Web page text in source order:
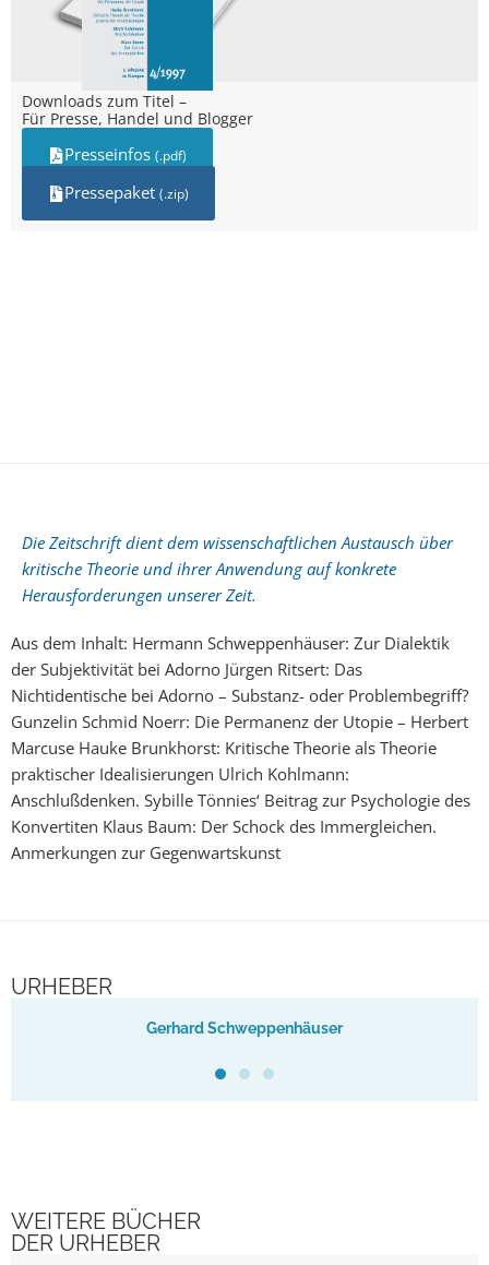
Downloads zum Titel –
Für Presse, Handel und Blogger
Presseinfos (.pdf)
Pressepaket (.zip)
Die Zeitschrift dient dem wissenschaftlichen Austausch über
kritische Theorie und ihrer Anwendung auf konkrete
Herausforderungen unserer Zeit.
Aus dem Inhalt: Hermann Schweppenhäuser: Zur Dialektik
der Subjektivität bei Adorno Jürgen Ritsert: Das
Nichtidentische bei Adorno – Substanz- oder Problembegriff?
Gunzelin Schmid Noerr: Die Permanenz der Utopie – Herbert
Marcuse Hauke Brunkhorst: Kritische Theorie als Theorie
praktischer Idealisierungen Ulrich Kohlmann:
Anschlußdenken. Sybille Tönnies‘ Beitrag zur Psychologie des
Konvertiten Klaus Baum: Der Schock des Immergleichen.
Anmerkungen zur Gegenwartskunst
URHEBER
Gerhard Schweppenhäuser
WEITERE BÜCHER
DER URHEBER